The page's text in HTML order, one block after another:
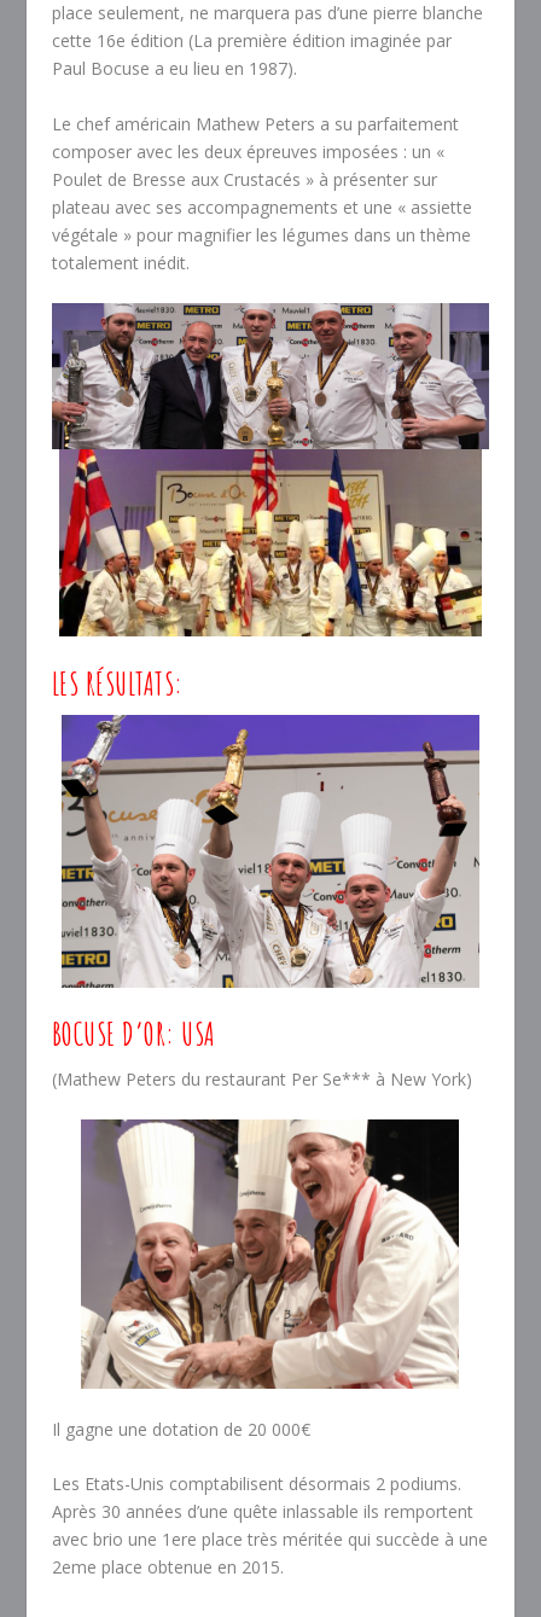
place seulement, ne marquera pas d’une pierre blanche
cette 16e édition (La première édition imaginée par
Paul Bocuse a eu lieu en 1987).
Le chef américain Mathew Peters a su parfaitement
composer avec les deux épreuves imposées : un «
Poulet de Bresse aux Crustacés » à présenter sur
plateau avec ses accompagnements et une « assiette
végétale » pour magnifier les légumes dans un thème
totalement inédit.
LES RÉSULTATS:
BOCUSE D’OR: USA
(Mathew Peters du restaurant Per Se*** à New York)
Il gagne une dotation de 20 000€
Les Etats-Unis comptabilisent désormais 2 podiums.
Après 30 années d’une quête inlassable ils remportent
avec brio une 1ere place très méritée qui succède à une
2eme place obtenue en 2015.